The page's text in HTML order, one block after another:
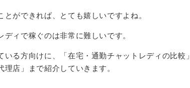
ができれば、とても嬉しいですよね。
ィで稼ぐのは非常に難しいです。
る方向けに、「在宅・通勤チャットレディの比較」
店」まで紹介していきます。